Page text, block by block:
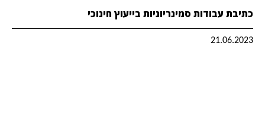
כתיבת עבודות סמינריוניות בייעוץ חינוכי
21.06.2023